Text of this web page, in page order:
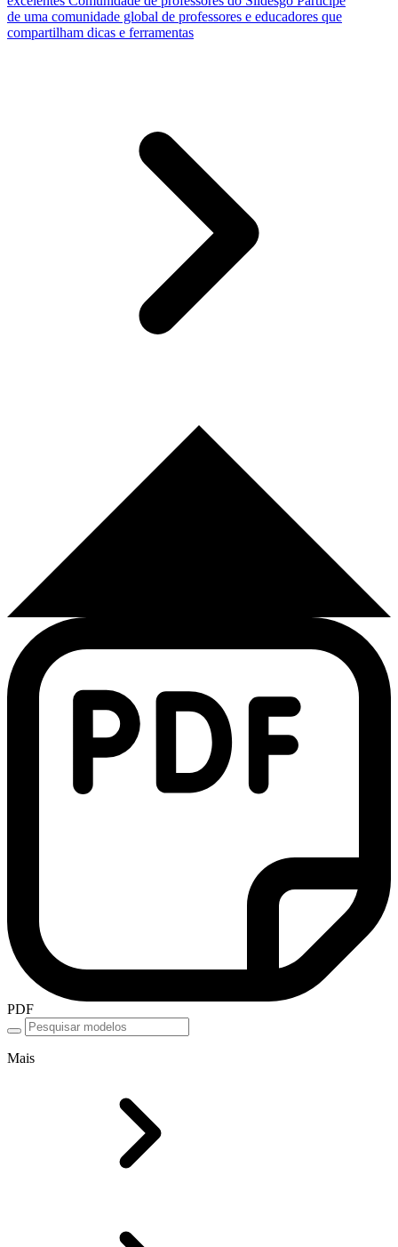
de uma comunidade global de professores e educadores que
compartilham dicas e ferramentas
PDF
Mais